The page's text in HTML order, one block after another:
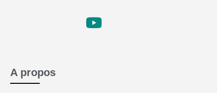
A propos